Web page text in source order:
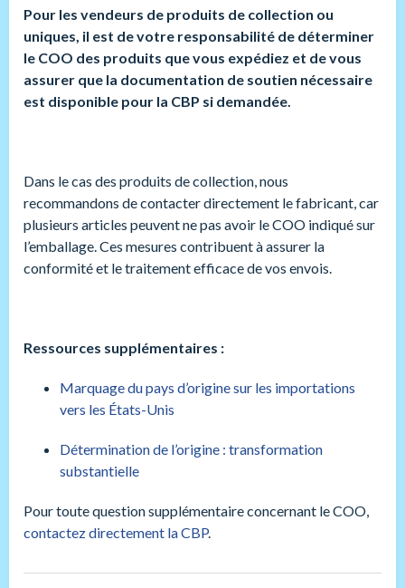
Pour les vendeurs de produits de collection ou
uniques, il est de votre responsabilité de déterminer
le COO des produits que vous expédiez et de vous
assurer que la documentation de soutien nécessaire
est disponible pour la CBP si demandée.
Dans le cas des produits de collection, nous
recommandons de contacter directement le fabricant, car
plusieurs articles peuvent ne pas avoir le COO indiqué sur
l’emballage. Ces mesures contribuent à assurer la
conformité et le traitement efficace de vos envois.
Ressources supplémentaires :
Marquage du pays d’origine sur les importations
vers les États-Unis
Détermination de l’origine : transformation
substantielle
Pour toute question supplémentaire concernant le COO,
contactez directement la CBP.